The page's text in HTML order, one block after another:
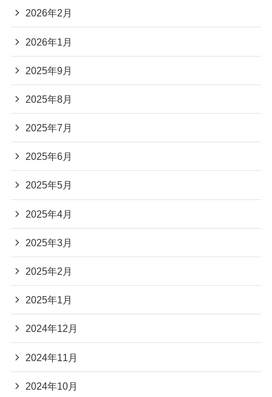
2026年2月
2026年1月
2025年9月
2025年8月
2025年7月
2025年6月
2025年5月
2025年4月
2025年3月
2025年2月
2025年1月
2024年12月
2024年11月
2024年10月